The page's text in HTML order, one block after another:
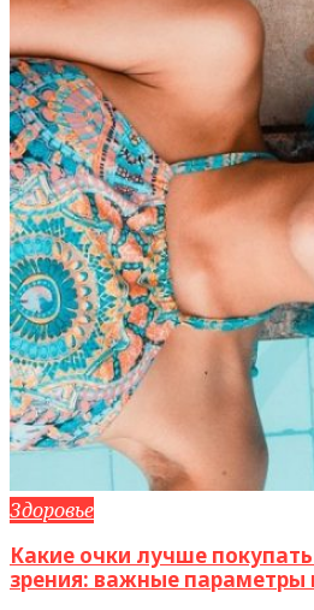
Здоровье
Какие очки лучше
зрения: важные параметры